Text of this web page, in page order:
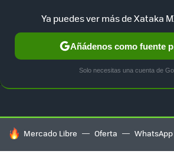
GUÍA DE COMPRAS
HOY SE HABLA DE
Mercado Libre Oferta WhatsApp
Ya puedes ver más de Xataka
Añádenos como fuente
Solo necesitas una cuenta de